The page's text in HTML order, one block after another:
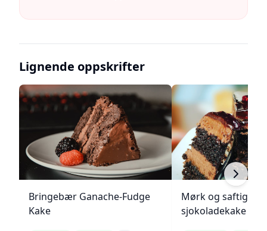
Lignende oppskrifter
Bringebær Ganache-Fudge
Kake
Mørk og saftig
sjokoladekake